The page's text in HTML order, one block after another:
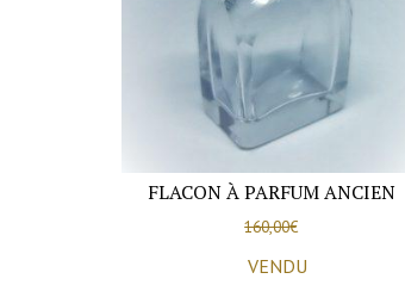
FLACON À PARFUM ANCIEN
160,00€
VENDU